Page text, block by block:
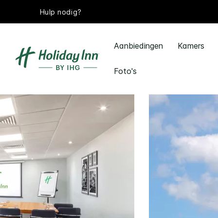
Hulp nodig?
Aanbiedingen Kamers
Foto's